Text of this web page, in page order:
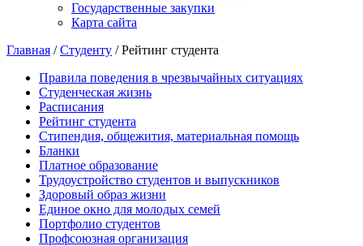
Государственные закупки
Карта сайта
Главная /Студенту / Рейтинг студента
Правила поведения в чрезвычайных ситуациях
Студенческая жизнь
Расписания
Рейтинг студента
Стипендия, общежития, материальная помощь
Бланки
Платное образование
Трудоустройство студентов и выпускников
Здоровый образ жизни
Единое окно для молодых семей
Портфолио студентов
Профсоюзная организация